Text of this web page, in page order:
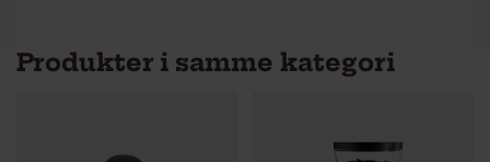
Produkter i samme kategori